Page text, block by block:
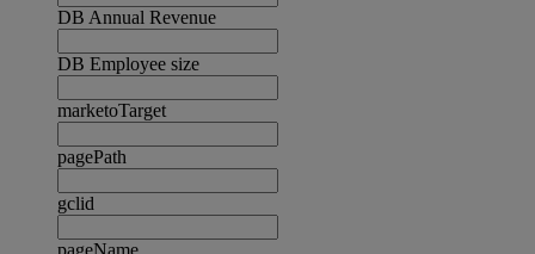
DB Annual Revenue
DB Employee size
marketoTarget
pagePath
gclid
pageName